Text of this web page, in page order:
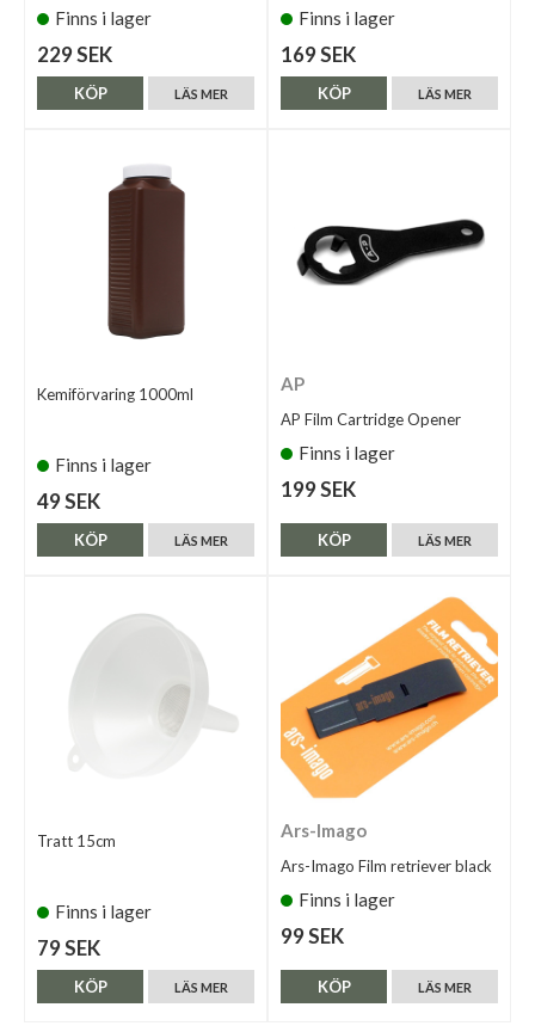
Finns i lager
229 SEK
LÄS MER
KÖP
Finns i lager
169 SEK
LÄS MER
KÖP
Kemiförvaring 1000ml
Finns i lager
49 SEK
LÄS MER
KÖP
AP
AP Film Cartridge Opener
Finns i lager
199 SEK
LÄS MER
KÖP
Tratt 15cm
Finns i lager
79 SEK
LÄS MER
KÖP
Ars-Imago
Ars-Imago Film retriever black
Finns i lager
99 SEK
LÄS MER
KÖP